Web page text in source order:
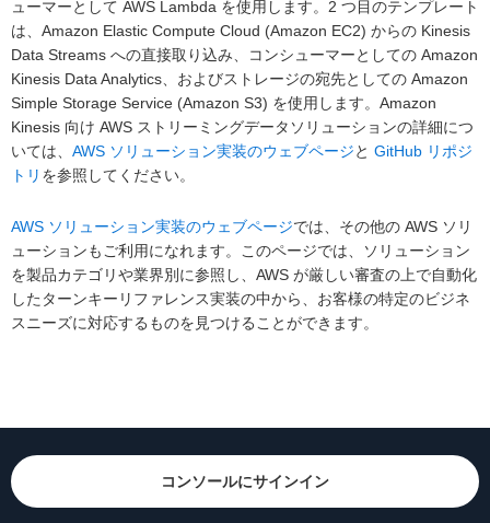
ューマーとして AWS Lambda を使用します。2 つ目のテンプレート
は、Amazon Elastic Compute Cloud (Amazon EC2) からの Kinesis
Data Streams への直接取り込み、コンシューマーとしての Amazon
Kinesis Data Analytics、およびストレージの宛先としての Amazon
Simple Storage Service (Amazon S3) を使用します。Amazon
Kinesis 向け AWS ストリーミングデータソリューションの詳細につ
いては、 AWS ソリューション実装のウェブページと GitHub リポジ
トリ を参照してください。
AWS ソリューション実装のウェブページでは、その他の AWS ソリ
ューションもご利用になれます。このページでは、ソリューション
を製品カテゴリや業界別に参照し、AWS が厳しい審査の上で自動化
したターンキーリファレンス実装の中から、お客様の特定のビジネ
スニーズに対応するものを見つけることができます。
コンソールにサインイン